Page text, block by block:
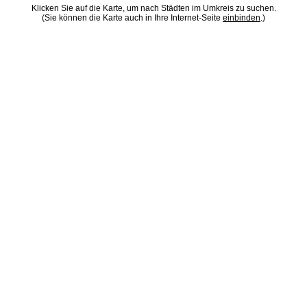
Klicken Sie auf die Karte, um nach Städten im Umkreis zu suchen.
(Sie können die Karte auch in Ihre Internet-Seite einbinden.)